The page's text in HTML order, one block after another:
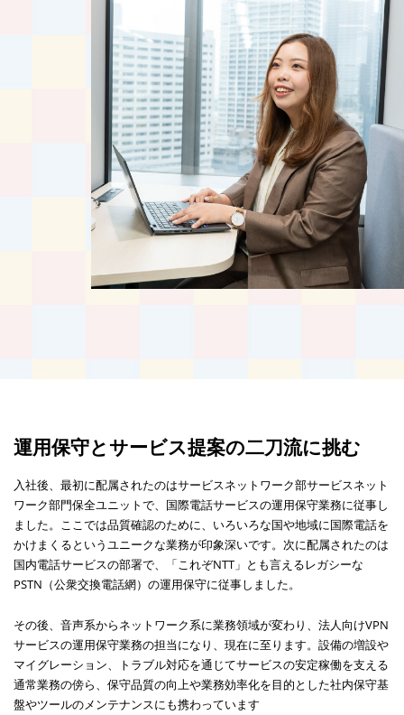
運用保守とサービス提案の二刀流に挑む
入社後、最初に配属されたのはサービスネットワーク部サービスネット
ワーク部門保全ユニットで、国際電話サービスの運用保守業務に従事し
ました。ここでは品質確認のために、いろいろな国や地域に国際電話を
かけまくるというユニークな業務が印象深いです。次に配属されたのは
国内電話サービスの部署で、「これぞNTT」とも言えるレガシーな
PSTN（公衆交換電話網）の運用保守に従事しました。
その後、音声系からネットワーク系に業務領域が変わり、法人向けVPN
サービスの運用保守業務の担当になり、現在に至ります。設備の増設や
マイグレーション、トラブル対応を通じてサービスの安定稼働を支える
通常業務の傍ら、保守品質の向上や業務効率化を目的とした社内保守基
盤やツールのメンテナンスにも携わっています